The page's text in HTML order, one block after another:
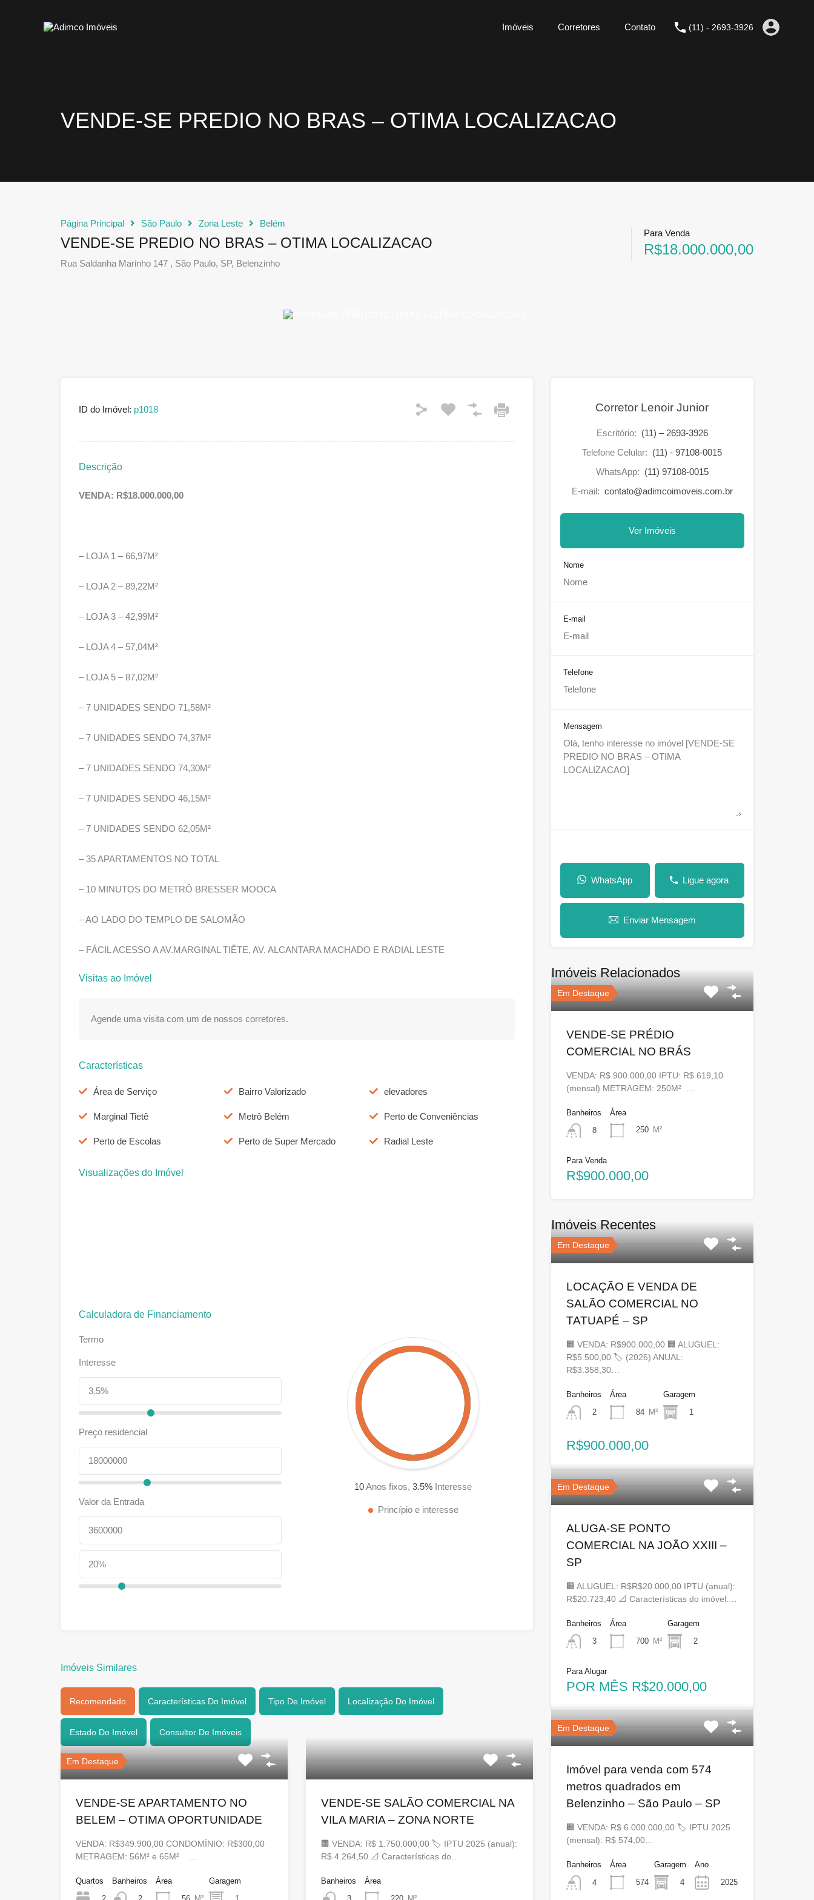
Imóveis Corretores Contato (11) - 2693-3926
VENDE-SE PREDIO NO BRAS – OTIMA LOCALIZACAO
Página Principal São Paulo Zona Leste Belém
VENDE-SE PREDIO NO BRAS – OTIMA LOCALIZACAO
Rua Saldanha Marinho 147 , São Paulo, SP, Belenzinho
Para Venda
R$18.000.000,00
ID do Imóvel: p1018
Descrição
VENDA: R$18.000.000,00
– LOJA 1 – 66,97M²
– LOJA 2 – 89,22M²
– LOJA 3 – 42,99M²
– LOJA 4 – 57,04M²
– LOJA 5 – 87,02M²
– 7 UNIDADES SENDO 71,58M²
– 7 UNIDADES SENDO 74,37M²
– 7 UNIDADES SENDO 74,30M²
– 7 UNIDADES SENDO 46,15M²
– 7 UNIDADES SENDO 62,05M²
– 35 APARTAMENTOS NO TOTAL
– 10 MINUTOS DO METRÔ BRESSER MOOCA
– AO LADO DO TEMPLO DE SALOMÃO
– FÁCIL ACESSO A AV.MARGINAL TIÊTE, AV. ALCANTARA MACHADO E RADIAL LESTE
Visitas ao Imóvel
Agende uma visita com um de nossos corretores.
Características
Área de Serviço Bairro Valorizado elevadores
Marginal Tietê Metrô Belém Perto de Conveniências
Perto de Escolas Perto de Super Mercado Radial Leste
Visualizações do Imóvel
Calculadora de Financiamento
Termo
Interesse
Preço residencial
Valor da Entrada
10Anos fixos,3.5% Interesse
Princípio e interesse
Imóveis Similares
Recomendado Características Do Imóvel Tipo De Imóvel Localização Do Imóvel
Estado Do Imóvel Consultor De Imóveis
Em Destaque
VENDE-SE APARTAMENTO NO
BELEM – OTIMA OPORTUNIDADE
VENDA: R$349.900,00 CONDOMÍNIO: R$300,00
METRAGEM: 56M² e 65M² …
Quartos
Banheiros
Área
Garagem
VENDE-SE SALÃO COMERCIAL NA
VILA MARIA – ZONA NORTE
🏢 VENDA: R$ 1.750.000,00 🏷 IPTU 2025 (anual):
R$ 4.264,50 📐 Características do…
Banheiros
Área
Corretor Lenoir Junior
Escritório: (11) – 2693-3926
Telefone Celular: (11) - 97108-0015
WhatsApp: (11) 97108-0015
E-mail: contato@adimcoimoveis.com.br
Ver Imóveis
Nome
E-mail
Telefone
Mensagem
WhatsApp Ligue agora
Enviar Mensagem
Imóveis Relacionados
Em Destaque
VENDE-SE PRÉDIO
COMERCIAL NO BRÁS
VENDA: R$ 900.000,00 IPTU: R$ 619,10
(mensal) METRAGEM: 250M² …
Banheiros
8
Área
250
M²
Para Venda
R$900.000,00
Imóveis Recentes
Em Destaque
LOCAÇÃO E VENDA DE
SALÃO COMERCIAL NO
TATUAPÉ – SP
🏢 VENDA: R$900.000,00 🏢 ALUGUEL:
R$5.500,00 🏷 (2026) ANUAL:
R$3.358,30…
Banheiros
2
Área
84
M²
Garagem
1
R$900.000,00
Em Destaque
ALUGA-SE PONTO
COMERCIAL NA JOÃO XXIII –
SP
🏢 ALUGUEL: R$R$20.000,00 IPTU (anual):
R$20.723,40 📐 Características do imóvel:…
Banheiros
3
Área
700
M²
Garagem
2
Para Alugar
POR MÊS R$20.000,00
Em Destaque
Imóvel para venda com 574
metros quadrados em
Belenzinho – São Paulo – SP
🏢 VENDA: R$ 6.000.000,00 🏷 IPTU 2025
(mensal): R$ 574,00…
Banheiros
4
Área
574
Garagem
4
Ano
2025